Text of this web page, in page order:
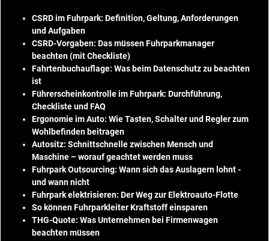
CSRD im Fuhrpark: Definition, Geltung, Anforderungen
und Aufgaben
CSRD-Vorgaben: Das müssen Fuhrparkmanager
beachten (mit Checkliste)
Fahrtenbuchauflage: Was beim Datenschutz zu beachten
ist
Führerscheinkontrolle im Fuhrpark: Durchführung,
Checkliste und FAQ
Ergonomie im Auto: Wie Tasten, Schalter und Regler zum
Wohlbefinden beitragen
Autositz: Schnittschnelle zwischen Mensch und
Maschine – worauf geachtet werden muss
Fuhrpark Outsourcing: Wann sich das Auslagern lohnt -
und wann nicht
Fuhrpark elektrisieren: Der Weg zur Elektroauto-Flotte
So können Fuhrparkleiter Kraftstoff einsparen
THG-Quote: Was Unternehmen bei Firmenwagen
beachten müssen